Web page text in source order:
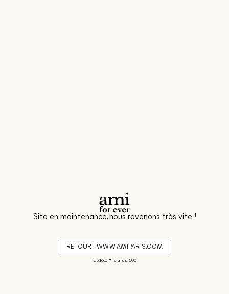
Site en maintenance, nous revenons très vite !
RETOUR - WWW.AMIPARIS.COM
v. 3.16.0- status: 500